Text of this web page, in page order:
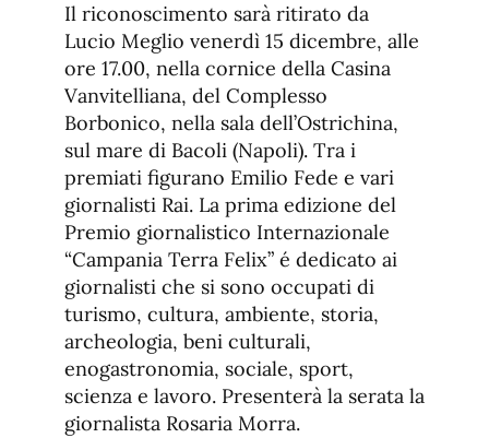
Il riconoscimento sarà ritirato da
Lucio Meglio venerdì 15 dicembre, alle
ore 17.00, nella cornice della Casina
Vanvitelliana, del Complesso
Borbonico, nella sala dell’Ostrichina,
sul mare di Bacoli (Napoli). Tra i
premiati figurano Emilio Fede e vari
giornalisti Rai. La prima edizione del
Premio giornalistico Internazionale
“Campania Terra Felix” é dedicato ai
giornalisti che si sono occupati di
turismo, cultura, ambiente, storia,
archeologia, beni culturali,
enogastronomia, sociale, sport,
scienza e lavoro. Presenterà la serata la
giornalista Rosaria Morra.